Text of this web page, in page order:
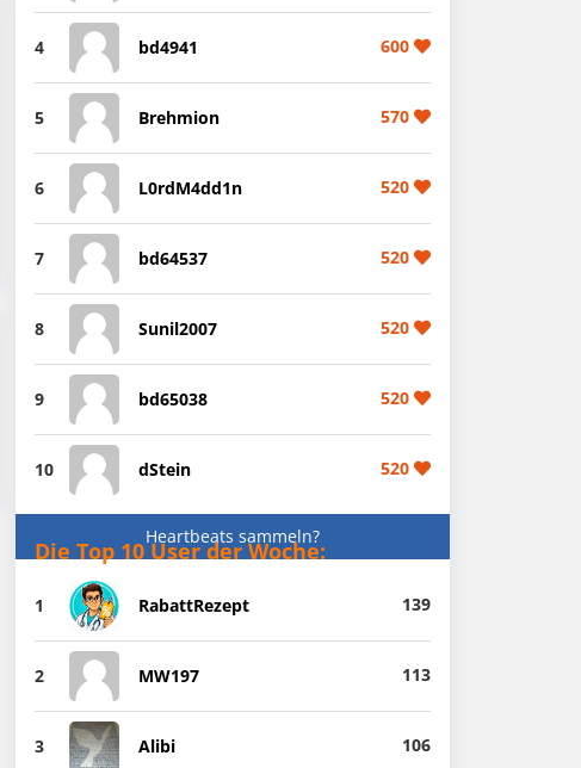
4 bd4941 600
5 Brehmion 570
6 L0rdM4dd1n 520
7 bd64537 520
8 Sunil2007 520
9 bd65038 520
10 dStein 520
Heartbeats sammeln?
Die Top 10 User der Woche:
1 RabattRezept 139
2 MW197 113
3 Alibi 106